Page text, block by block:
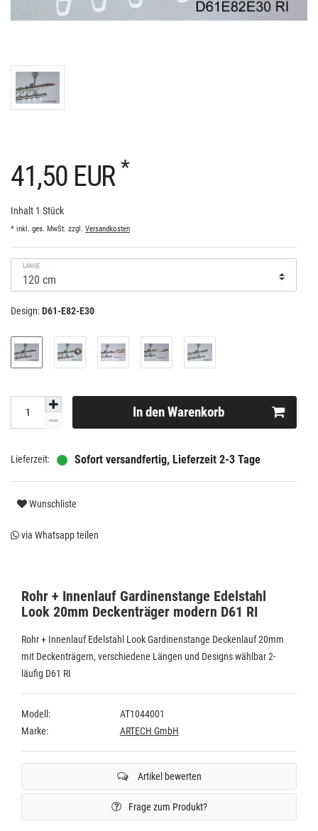
Rohr + Innenlauf Gardinenstange Edelstahl
Look 20mm Deckenträger modern D61 RI
Rohr + Innenlauf Edelstahl Look Gardinenstange Deckenlauf 20mm
mit Deckenträgern, verschiedene Längen und Designs wählbar 2-
läufig D61 RI
Modell:
AT1044001
Marke:
ARTECH GmbH
Artikel bewerten
Frage zum Produkt?
41,50 EUR *
Inhalt 1 Stück
* inkl. ges. MwSt. zzgl. Versandkosten
LÄNGE
Design:D61-E82-E30
In den Warenkorb
Sofort versandfertig, Lieferzeit 2-3 Tage
Wunschliste
via Whatsapp teilen